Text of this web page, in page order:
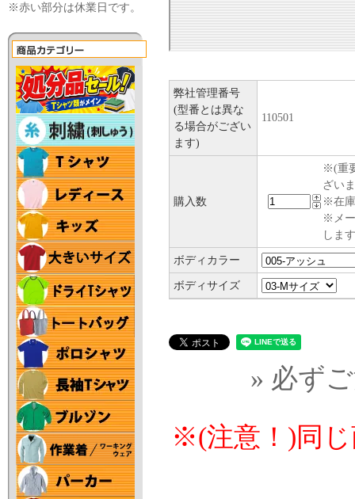
※赤い部分は休業日です。
弊社管理番号
(型番とは異な
る場合がござい
ます)
110501
購入数
※(重
ざい
※在庫
※メー
しま
ボディカラー
ボディサイズ
» 必ず
※(注意！)同